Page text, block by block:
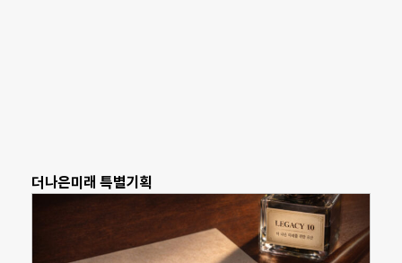
더나은미래 특별기획